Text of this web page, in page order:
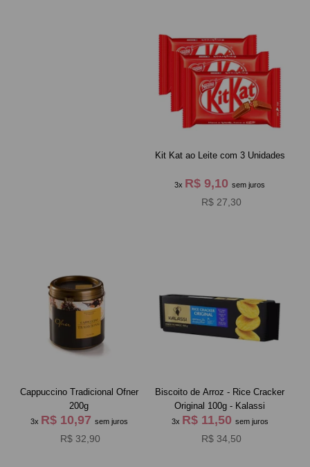
Kit Kat ao Leite com 3 Unidades
3x R$ 9,10sem juros
R$ 27,30
Cappuccino Tradicional Ofner
200g
3x R$ 10,97 sem juros
R$ 32,90
Biscoito de Arroz - Rice Cracker
Original 100g - Kalassi
3x R$ 11,50 sem juros
R$ 34,50